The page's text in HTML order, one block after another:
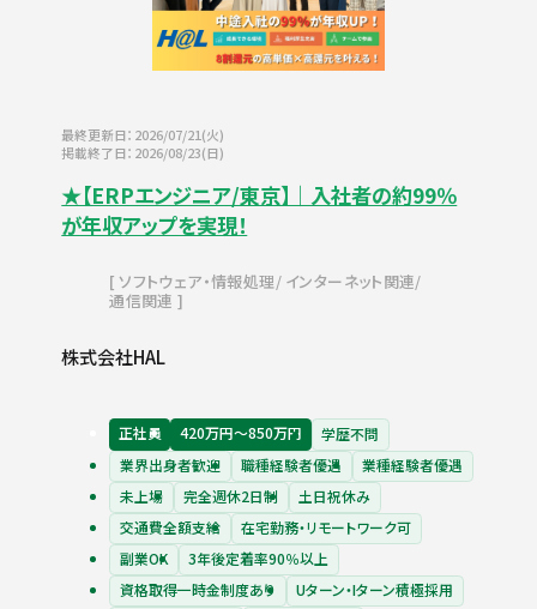
最終更新日：2026/07/21(火)
掲載終了日：2026/08/23(日)
★【ERPエンジニア/東京】｜入社者の約99％
が年収アップを実現！
ソフトウェア・情報処理 インターネット関連
通信関連
株式会社HAL
正社員 420万円〜850万円
学歴不問
業界出身者歓迎
職種経験者優遇
業種経験者優遇
未上場
完全週休2日制
土日祝休み
交通費全額支給
在宅勤務・リモートワーク可
副業OK
3年後定着率90％以上
資格取得一時金制度あり
Uターン・Iターン積極採用